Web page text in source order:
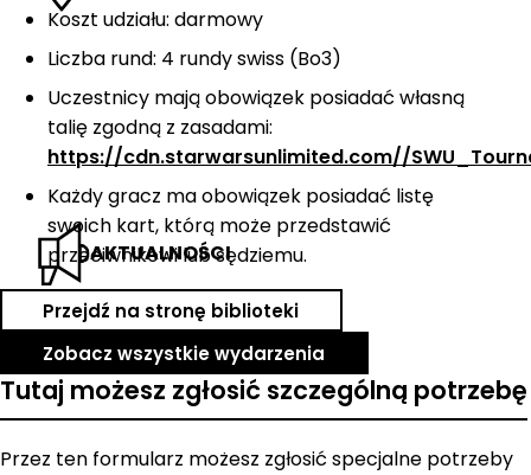
AKTUALNOŚCI
Koszt udziału: darmowy
Liczba rund: 4 rundy swiss (Bo3)
Uczestnicy mają obowiązek posiadać własną
talię zgodną z zasadami:
https://cdn.starwarsunlimited.com//
Każdy gracz ma obowiązek posiadać listę
swoich kart, którą może przedstawić
przeciwnikowi lub sędziemu.
Przejdź na stronę biblioteki
Zobacz wszystkie wydarzenia
Tutaj możesz zgłosić szczególną potrzebę
Przez ten formularz możesz zgłosić specjalne potrzeby